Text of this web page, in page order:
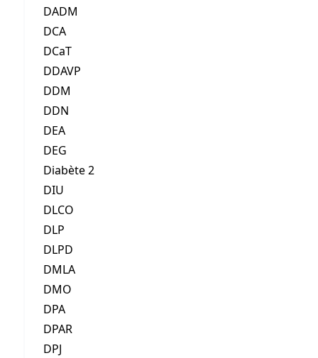
DADM
DCA
DCaT
DDAVP
DDM
DDN
DEA
DEG
Diabète 2
DIU
DLCO
DLP
DLPD
DMLA
DMO
DPA
DPAR
DPJ